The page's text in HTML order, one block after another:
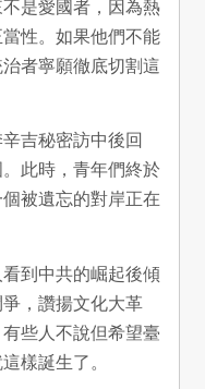
是愛國者，因為熱
性。如果他們不能
者寧願徹底切割這
吉秘密訪中後回
此時，青年們終於
被遺忘的對岸正在
到中共的崛起後傾
，讚揚文化大革
些人不說但希望臺
樣誕生了。